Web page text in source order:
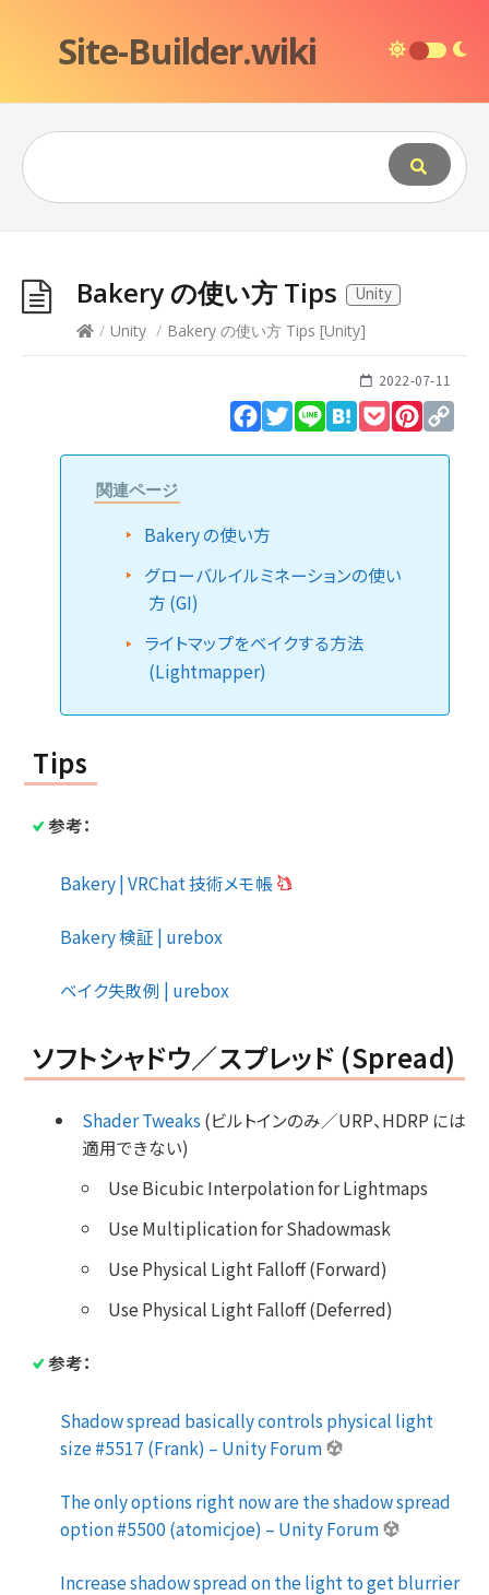
Site-Builder.wiki
Bakery の使い方 Tips
Unity
/ Unity / Bakery の使い方 Tips [Unity]
2022-07-11
Facebook
Twitter
Line HatenaPocket
関連ページ
Bakery の使い方
グローバルイルミネーションの使い
方 (GI)
ライトマップをベイクする方法
(Lightmapper)
Tips
参考：
Bakery | VRChat 技術メモ帳
Bakery 検証 | urebox
ベイク失敗例 | urebox
ソフトシャドウ／スプレッド (Spread)
Shader Tweaks (ビルトインのみ／URP、HDRP には
適用できない)
Use Bicubic Interpolation for Lightmaps
Use Multiplication for Shadowmask
Use Physical Light Falloff (Forward)
Use Physical Light Falloff (Deferred)
参考：
Shadow spread basically controls physical light
size #5517 (Frank) – Unity Forum
The only options right now are the shadow spread
option #5500 (atomicjoe) – Unity Forum
Increase shadow spread on the light to get blurrier